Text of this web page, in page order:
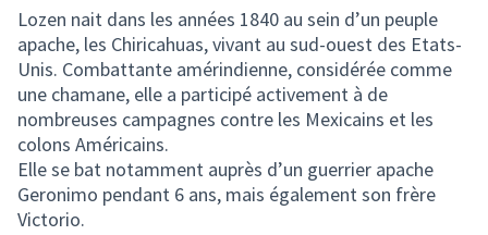
Lozen nait dans les années 1840 au sein d’un peuple
apache, les Chiricahuas, vivant au sud-ouest des Etats-
Unis. Combattante amérindienne, considérée comme
une chamane, elle a participé activement à de
nombreuses campagnes contre les Mexicains et les
colons Américains.
Elle se bat notamment auprès d’un guerrier apache
Geronimo pendant 6 ans, mais également son frère
Victorio.